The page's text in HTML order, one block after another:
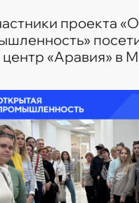
проекта
центр «Аравия» в